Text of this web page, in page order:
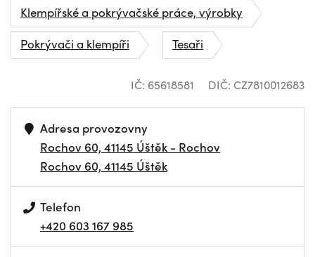
Klempířské a pokrývačské práce, výrobky
Pokrývači a klempíři
Tesaři
IČ: 65618581 DIČ: CZ7810012683
Adresa provozovny
Rochov 60, 41145 Úštěk - Rochov
Rochov 60, 41145 Úštěk
Telefon
+420 603 167 985